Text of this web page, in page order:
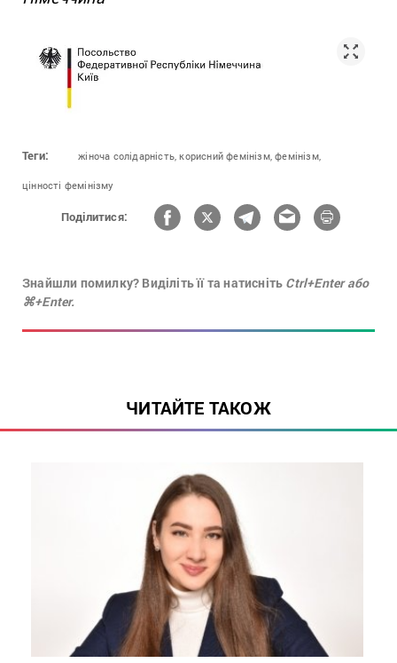
Теги: жіноча солідарність, корисний фемінізм, фемінізм,
цінності фемінізму
Поділитися:
Знайшли помилку? Виділіть її та натисніть Ctrl+Enter або
⌘+Enter.
ЧИТАЙТЕ ТАКОЖ